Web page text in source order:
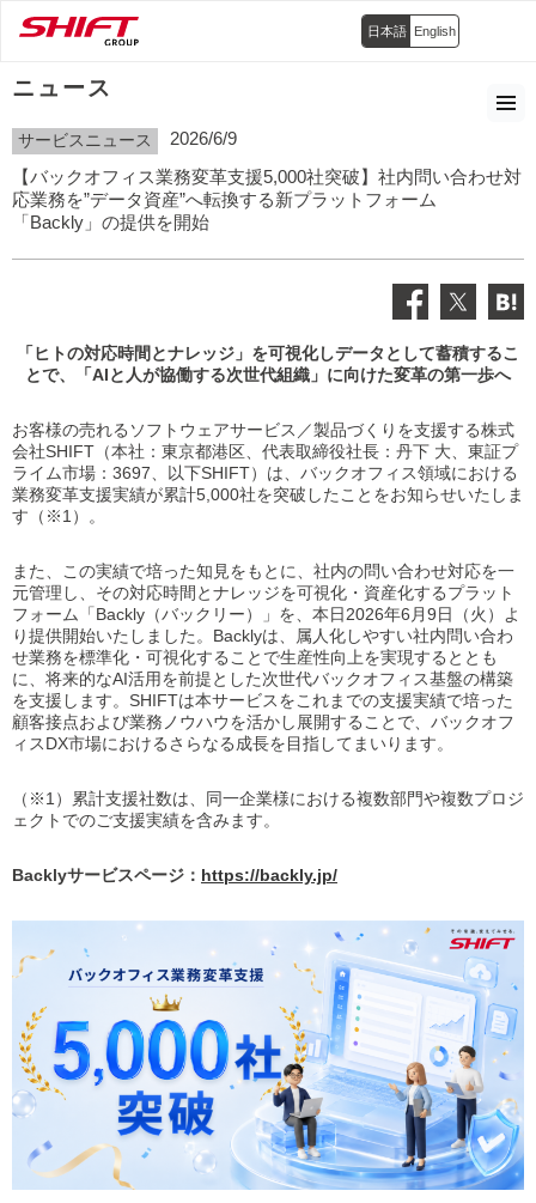
日本語 English
ニュース
サービスニュース
2026/6/9
【バックオフィス業務変革支援5,000社突破】社内問い合わせ対
応業務を”データ資産”へ転換する新プラットフォーム
「Backly」の提供を開始
「ヒトの対応時間とナレッジ」を可視化しデータとして蓄積するこ
とで、
「AIと人が協働する次世代組織」に向けた変革の第一歩へ
お客様の売れるソフトウェアサービス／製品づくりを支援する株式
会社SHIFT（本社：東京都港区、代表取締役社長：丹下 大、東証プ
ライム市場：3697、以下SHIFT）は、バックオフィス領域における
業務変革支援実績が累計5,000社を突破したことをお知らせいたしま
す（※1）。
また、この実績で培った知見をもとに、社内の問い合わせ対応を一
元管理し、その対応時間とナレッジを可視化・資産化するプラット
フォーム「Backly（バックリー）」を、本日2026年6月9日（火）よ
り提供開始いたしました。Backlyは、属人化しやすい社内問い合わ
せ業務を標準化・可視化することで生産性向上を実現するととも
に、将来的なAI活用を前提とした次世代バックオフィス基盤の構築
を支援します。SHIFTは本サービスをこれまでの支援実績で培った
顧客接点および業務ノウハウを活かし展開することで、バックオフ
ィスDX市場におけるさらなる成長を目指してまいります。
（※1）累計支援社数は、同一企業様における複数部門や複数プロジ
ェクトでのご支援実績を含みます。
Backlyサービスページ： https://backly.jp/